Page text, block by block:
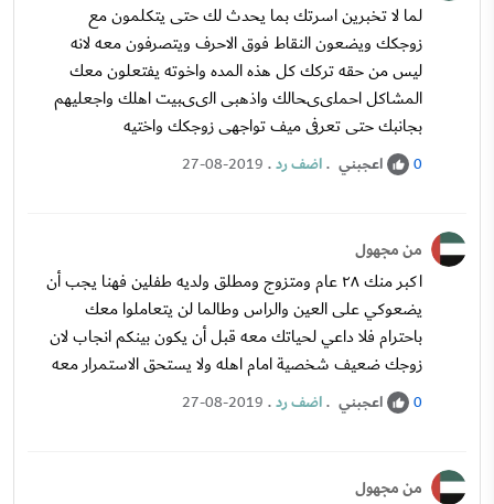
لما لا تخبرين اسرتك بما يحدث لك حتى يتكلمون مع
زوجكك ويضعون النقاط فوق الاحرف ويتصرفون معه لانه
ليس من حقه تركك كل هذه المده واخوته يفتعلون معك
المشاكل احملىىحالك واذهبى الىىبيت اهلك واجعليهم
بجانبك حتى تعرفى ميف تواجهى زوجكك واختيه
0 اعجبني .اضف رد.
27-08-2019
من مجهول
اكبر منك ٢٨ عام ومتزوج ومطلق ولديه طفلين فهنا يجب أن
يضعوكي على العين والراس وطالما لن يتعاملوا معك
باحترام فلا داعي لحياتك معه قبل أن يكون بينكم انجاب لان
زوجك ضعيف شخصية امام اهله ولا يستحق الاستمرار معه
0 اعجبني .اضف رد.
27-08-2019
من مجهول